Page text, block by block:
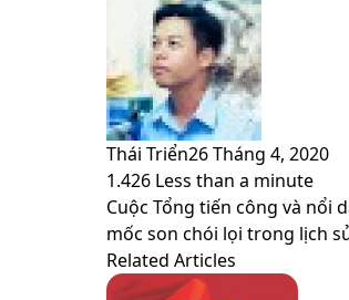
Thái Triển26 Tháng 4, 2020
1.426 Less than a minute
Facebook
X
LinkedIn
Pinterest
Messenger
Messenger
WhatsApp
Telegram
Viber
Share
via
Email
Print
Cuộc Tổng tiến công và nổi
mốc son chói lọi trong lịch
Related Articles